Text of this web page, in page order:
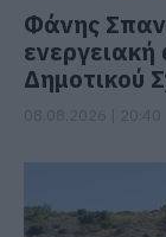
Φάνης
Δημοτικού